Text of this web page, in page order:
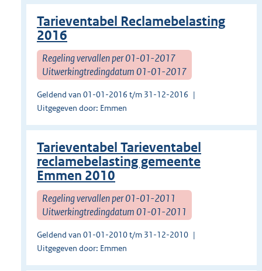
Tarieventabel Reclamebelasting
2016
Regeling vervallen per 01-01-2017
Uitwerkingtredingdatum 01-01-2017
Geldend van 01-01-2016 t/m 31-12-2016
Uitgegeven door: Emmen
Tarieventabel Tarieventabel
reclamebelasting gemeente
Emmen 2010
Regeling vervallen per 01-01-2011
Uitwerkingtredingdatum 01-01-2011
Geldend van 01-01-2010 t/m 31-12-2010
Uitgegeven door: Emmen